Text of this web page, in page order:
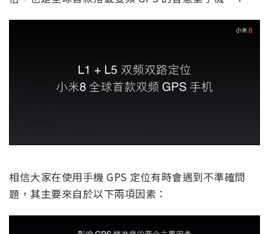
相信大家在使用手機 GPS 定位有時會遇到不準確問
題，其主要來自於以下兩項因素：